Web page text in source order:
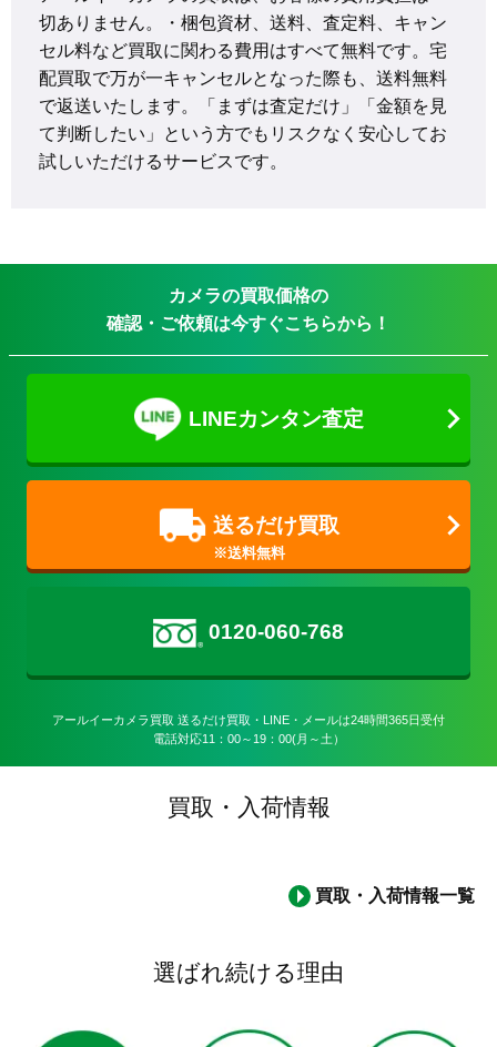
切ありません。・梱包資材、送料、査定料、キャン
セル料など買取に関わる費用はすべて無料です。宅
配買取で万が一キャンセルとなった際も、送料無料
で返送いたします。「まずは査定だけ」「金額を見
て判断したい」という方でもリスクなく安心してお
試しいただけるサービスです。
カメラの買取価格の
確認・ご依頼は今すぐこちらから！
LINEカンタン査定
送るだけ買取
0120-060-768
アールイーカメラ買取 送るだけ買取・LINE・メールは24時間365日受付
電話対応11：00～19：00(月～土）
買取・入荷情報
買取・入荷情報一覧
選ばれ続ける理由